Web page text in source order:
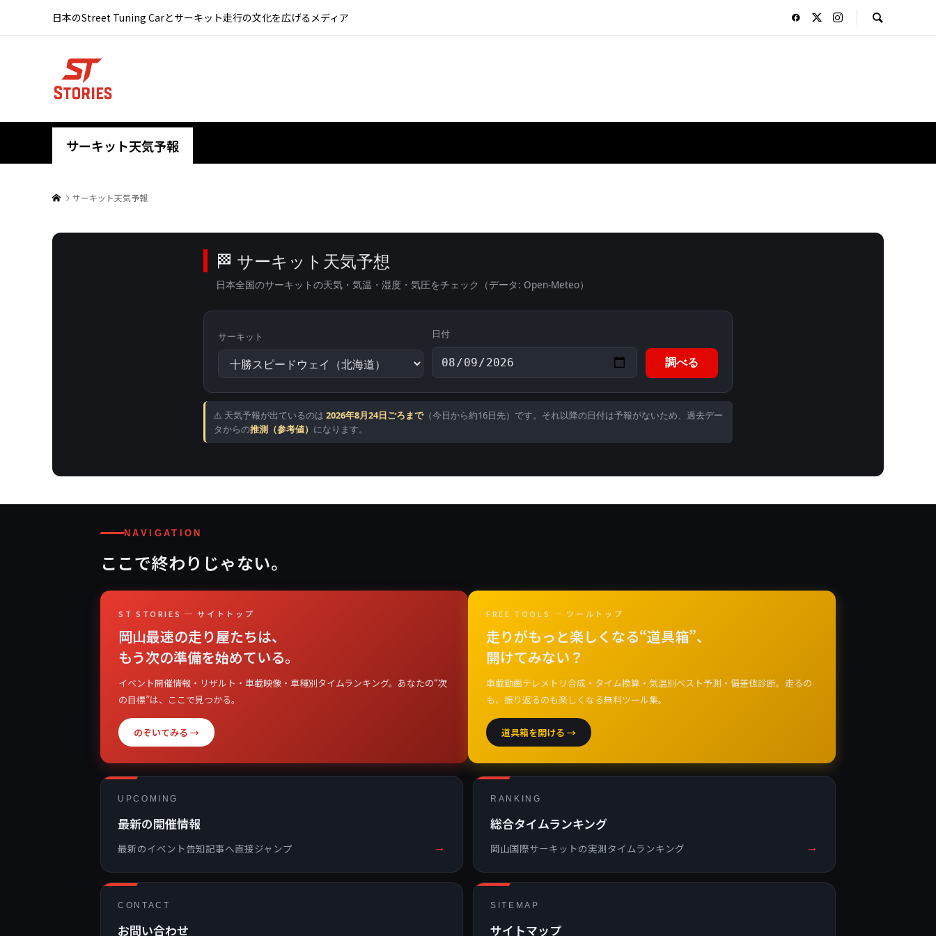
日本のStreet Tuning Carとサーキット走行の文化を広げるメディア
サーキット天気予報
サーキット天気予報
🏁 サーキット天気予想
日本全国のサーキットの天気・気温・湿度・気圧をチェック（データ: Open-Meteo）
サーキット 日付
調べる
⚠️ 天気予報が出ているのは 2026年8月24日ごろまで（今日から約16日先）です。それ以降の日付は予報がないため、過去デー
タからの推測（参考値） になります。
NAVIGATION
ここで終わりじゃない。
ST STORIES ─ サイトトップ
岡山最速の走り屋たちは、
もう次の準備を始めている。
イベント開催情報・リザルト・車載映像・車種別タイムランキング。あなたの“次
の目標”は、ここで見つかる。
のぞいてみる →
FREE TOOLS ─ ツールトップ
走りがもっと楽しくなる“道具箱”、
開けてみない？
車載動画テレメトリ合成・タイム換算・気温別ベスト予測・偏差値診断。走るの
も、振り返るのも楽しくなる無料ツール集。
道具箱を開ける →
UPCOMING
最新の開催情報
最新のイベント告知記事へ直接ジャンプ →
RANKING
総合タイムランキング
岡山国際サーキットの実測タイムランキング →
CONTACT
お問い合わせ
SITEMAP
サイトマップ